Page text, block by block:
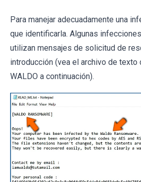
Para manejar adecuadamente una
que identificarla. Algunas
utilizan mensajes de solicitud de
introducción (vea el archivo de texto
WALDO a continuación).